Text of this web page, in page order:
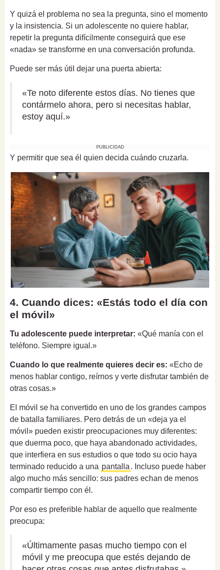
Y quizá el problema no sea la pregunta, sino el momento
y la insistencia. Si un adolescente no quiere hablar,
repetir la pregunta difícilmente conseguirá que ese
«nada» se transforme en una conversación profunda.
Puede ser más útil dejar una puerta abierta:
«Te noto diferente estos días. No tienes que
contármelo ahora, pero si necesitas hablar,
estoy aquí.»
PUBLICIDAD
Y permitir que sea él quien decida cuándo cruzarla.
4. Cuando dices: «Estás todo el día con
el móvil»
Tu adolescente puede interpretar: «Qué manía con el
teléfono. Siempre igual.»
Cuando lo que realmente quieres decir es: «Echo de
menos hablar contigo, reírnos y verte disfrutar también de
otras cosas.»
El móvil se ha convertido en uno de los grandes campos
de batalla familiares. Pero detrás de un «deja ya el
móvil» pueden existir preocupaciones muy diferentes:
que duerma poco, que haya abandonado actividades,
que interfiera en sus estudios o que todo su ocio haya
terminado reducido a una pantalla. Incluso puede haber
algo mucho más sencillo: sus padres echan de menos
compartir tiempo con él.
Por eso es preferible hablar de aquello que realmente
preocupa:
«Últimamente pasas mucho tiempo con el
móvil y me preocupa que estés dejando de